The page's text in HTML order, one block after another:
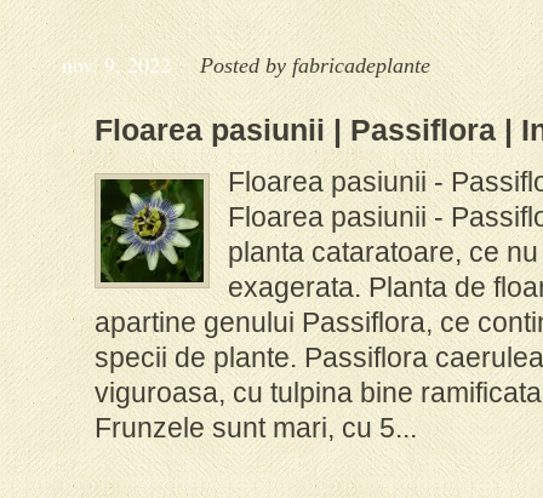
nov. 9, 2022 Posted byfabricadeplante
Floarea pasiunii | Passiflora |
Floarea pasiunii -
Floarea pasiunii -
planta cataratoare, ce
exagerata. Planta de
apartine genului Passiflora, ce
specii de plante. Passiflora
viguroasa, cu tulpina bine
Frunzele sunt mari, cu 5...